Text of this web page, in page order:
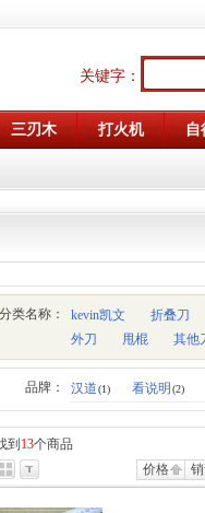
关键字：
三刃木 打火机 自
分类名称： kevin凯文 折叠刀
外刀
甩棍 其他
品牌： 汉道(1) 看说明 (2)
到 13个商品
价格